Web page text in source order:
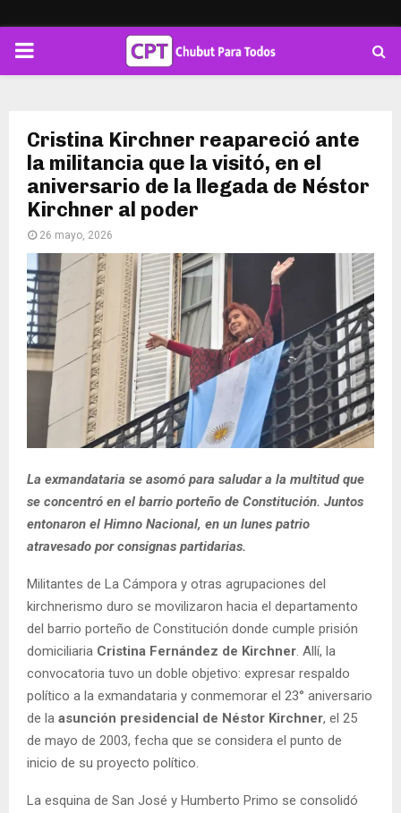
PRIMARY
Cristina Kirchner reapareció ante
la militancia que la visitó, en el
aniversario de la llegada de Néstor
Kirchner al poder
26 mayo, 2026
La exmandataria se asomó para saludar a la multitud que
se concentró en el barrio porteño de Constitución. Juntos
entonaron el Himno Nacional, en un lunes patrio
atravesado por consignas partidarias.
Militantes de La Cámpora y otras agrupaciones del
kirchnerismo duro se movilizaron hacia el departamento
del barrio porteño de Constitución donde cumple prisión
domiciliaria Cristina Fernández de Kirchner. Allí, la
convocatoria tuvo un doble objetivo: expresar respaldo
político a la exmandataria y conmemorar el 23° aniversario
de la asunción presidencial de Néstor Kirchner, el 25
de mayo de 2003, fecha que se considera el punto de
inicio de su proyecto político.
La esquina de San José y Humberto Primo se consolidó